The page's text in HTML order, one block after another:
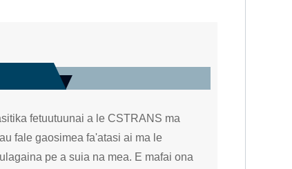
fetuutuunai a le CSTRANS ma
fale gaosimea fa'atasi ai ma le
pe a suia na mea. E mafai ona